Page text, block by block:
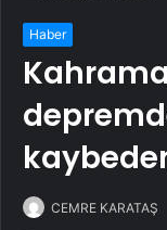
Haber
CEMRE KARATAŞ